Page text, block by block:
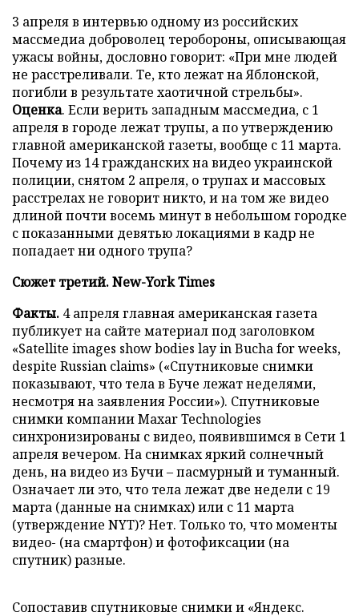
3 апреля в интервью одному из российских
массмедиа доброволец теробороны, описывающая
ужасы войны, дословно говорит: «При мне людей
не расстреливали. Те, кто лежат на Яблонской,
погибли в результате хаотичной стрельбы».
Оценка. Если верить западным массмедиа, с 1
апреля в городе лежат трупы, а по утверждению
главной американской газеты, вообще с 11 марта.
Почему из 14 гражданских на видео украинской
полиции, снятом 2 апреля, о трупах и массовых
расстрелах не говорит никто, и на том же видео
длиной почти восемь минут в небольшом городке
с показанными девятью локациями в кадр не
попадает ни одного трупа?
Сюжет третий. New-York Times
Факты. 4 апреля главная американская газета
публикует на сайте материал под заголовком
«Satellite images show bodies lay in Bucha for weeks,
despite Russian claims» («Спутниковые снимки
показывают, что тела в Буче лежат неделями,
несмотря на заявления России»). Спутниковые
снимки компании Maxar Technologies
синхронизированы с видео, появившимся в Сети 1
апреля вечером. На снимках яркий солнечный
день, на видео из Бучи – пасмурный и туманный.
Означает ли это, что тела лежат две недели с 19
марта (данные на снимках) или с 11 марта
(утверждение NYT)? Нет. Только то, что моменты
видео- (на смартфон) и фотофиксации (на
спутник) разные.
Сопоставив спутниковые снимки и «Яндекс.